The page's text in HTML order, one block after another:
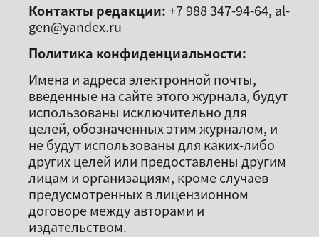
Контакты редакции:+7 988 347-94-64, al-
gen@yandex.ru
Политика конфиденциальности:
Имена и адреса электронной почты,
введенные на сайте этого журнала, будут
использованы исключительно для
целей, обозначенных этим журналом, и
не будут использованы для каких-либо
других целей или предоставлены другим
лицам и организациям, кроме случаев
предусмотренных в лицензионном
договоре между авторами и
издательством.